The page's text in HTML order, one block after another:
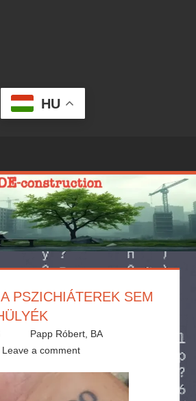
HU
PSZICHIÁTEREK SEM
Papp Róbert, BA
Leave a comment